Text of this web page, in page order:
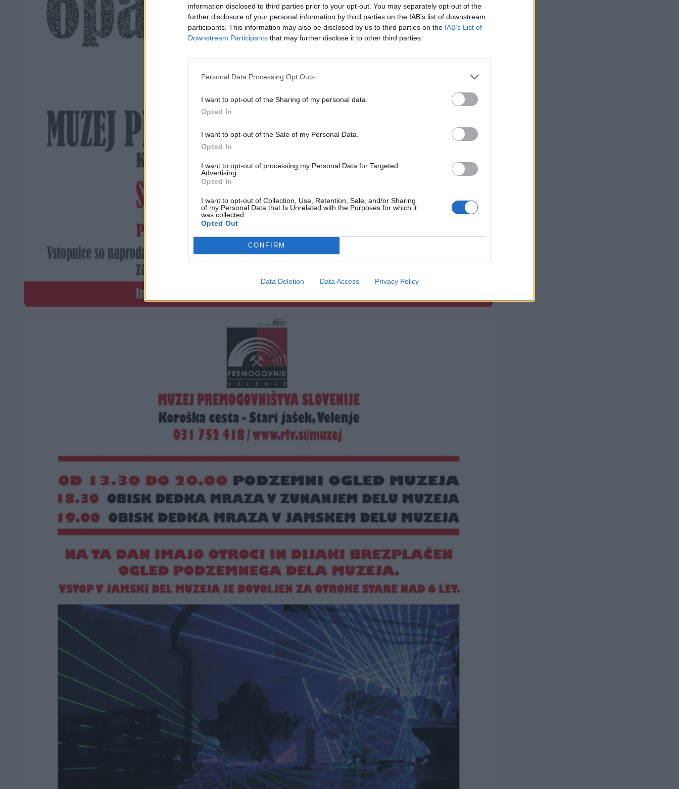
information disclosed to third parties prior to your opt-out. You may separately opt-out of the
further disclosure of your personal information by third parties on the IAB’s list of downstream
participants. This information may also be disclosed by us to third parties on the IAB’s List of
Downstream Participants that may further disclose it to other third parties.
Personal Data Processing Opt Outs
I want to opt-out of the Sharing of my personal data.
Opted In
I want to opt-out of the Sale of my Personal Data.
Opted In
I want to opt-out of processing my Personal Data for Targeted
Advertising.
Opted In
I want to opt-out of Collection, Use, Retention, Sale, and/or Sharing
of my Personal Data that Is Unrelated with the Purposes for which it
was collected.
Opted Out
CONFIRM
Data Deletion Data Access Privacy Policy